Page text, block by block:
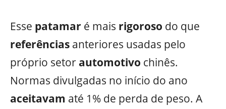
Esse patamar é mais rigoroso do que
referências anteriores usadas pelo
próprio setor automotivo chinês.
Normas divulgadas no início do ano
aceitavam até 1% de perda de peso. A